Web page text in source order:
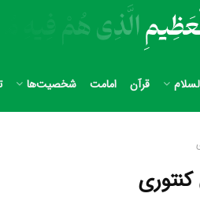
قرآن امامت شخصیت‌ها